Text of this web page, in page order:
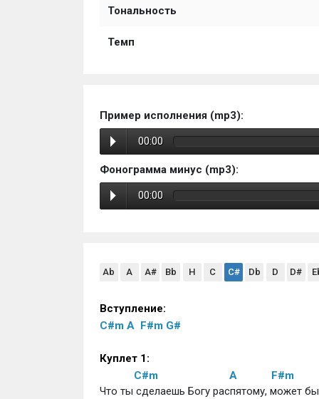
Тональность
Темп
Пример исполнения (mp3):
00:00
Фонограмма минус (mp3):
00:00
Ab A A# Bb H C C# Db D D#
Вступление:
C#m A F#m G#
Куплет 1:
C#m
A F#m
Что ты сделаешь Богу распятому, может